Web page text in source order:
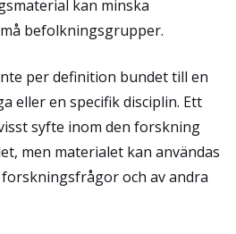
kan minska
befolkningsgrupper.
per definition bundet till en
eller en specifik disciplin. Ett
syfte inom den forskning
men materialet kan användas
och av andra